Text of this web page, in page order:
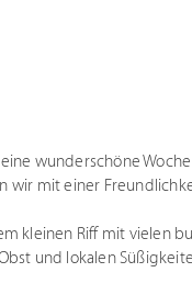
wunderschöne Woche
wir mit einer
kleinen Riff mit vielen
und lokalen